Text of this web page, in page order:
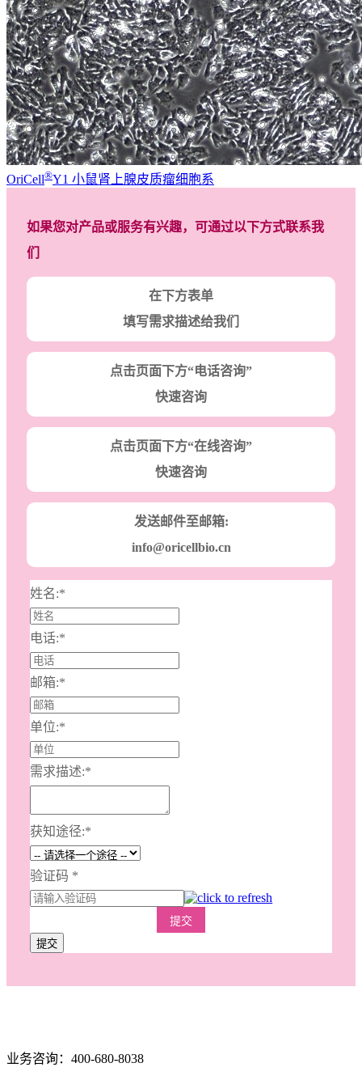
OriCell®Y1 小鼠肾上腺皮质瘤细胞系
如果您对产品或服务有兴趣，可通过以下方式联系我
们
在下方表单
填写需求描述给我们
点击页面下方“电话咨询”
快速咨询
点击页面下方“在线咨询”
快速咨询
发送邮件至邮箱:
info@oricellbio.cn
姓名:*
电话:*
邮箱:*
单位:*
需求描述:*
获知途径:*
验证码 *
提交
提交
业务咨询：400-680-8038